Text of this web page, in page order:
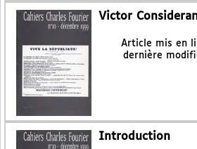
Victor
Article mis en
dernière
Introduction